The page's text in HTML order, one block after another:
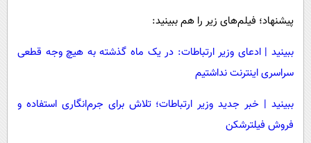
پیشنهاد؛ فیلم‌های زیر را هم ببینید:
ببینید |‌ ادعای وزیر ارتباطات: در یک ماه گذشته به هیچ وجه قطعی
سراسری اینترنت نداشتیم
ببینید | خبر جدید وزیر ارتباطات؛ تلاش برای جرم‌انگاری استفاده و
فروش فیلترشکن